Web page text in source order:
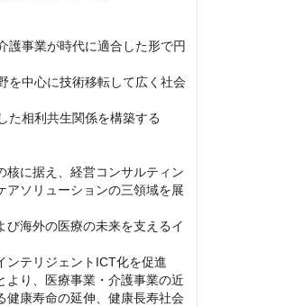
護事業が時代に適合した形で円
を中心に技術移転して広く社会
た相利共生関係を構築する
核に据え、経営コンサルティン
アソリューションの三領域を展
び海外の医療の未来を支えるイ
ンテリジェントICT化を促進
より、医療事業・介護事業の近
健康寿命の延伸、健康長寿社会